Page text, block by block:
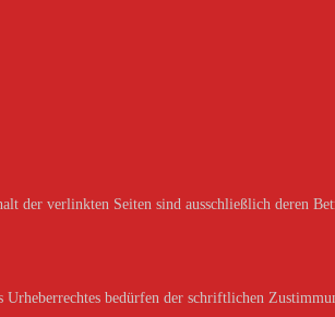
der verlinkten Seiten sind ausschließlich deren
bedürfen der schriftlichen